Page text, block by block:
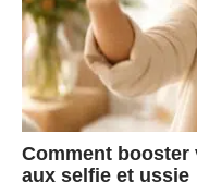
Comment booster
aux selfie et ussie